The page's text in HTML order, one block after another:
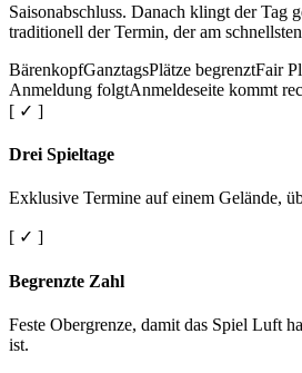
Saisonabschluss. Danach klingt der Tag
traditionell der Termin, der am
BärenkopfGanztagsPlätze begrenztFair
Anmeldung folgtAnmeldeseite kommt
[ ✓ ]
Drei Spieltage
Exklusive Termine auf einem Gelände,
[ ✓ ]
Begrenzte Zahl
Feste Obergrenze, damit das Spiel Luft
ist.